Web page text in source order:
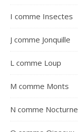
I comme Insectes
J comme Jonquille
L comme Loup
M comme Monts
N comme Nocturne